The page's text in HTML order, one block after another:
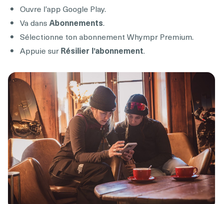
Ouvre l’app Google Play.
Va dans Abonnements.
Sélectionne ton abonnement Whympr Premium.
Appuie sur Résilier l’abonnement.